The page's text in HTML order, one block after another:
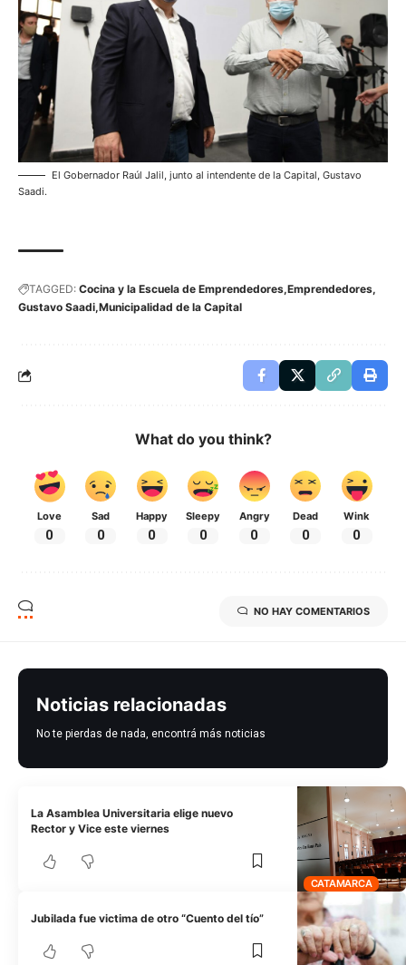
El Gobernador Raúl Jalil, junto al intendente de la Capital, Gustavo
Saadi.
TAGGED: Cocina y la Escuela de Emprendedores Emprendedores
Gustavo Saadi Municipalidad de la Capital
What do you think?
Love
0
Sad
0
Happy
0
Sleepy
0
Angry
0
Dead
0
Wink
0
NO HAY COMENTARIOS
Noticias relacionadas
No te pierdas de nada, encontrá más noticias
CATAMARCA
La Asamblea Universitaria elige nuevo
Rector y Vice este viernes
Jubilada fue victima de otro “Cuento del tío”